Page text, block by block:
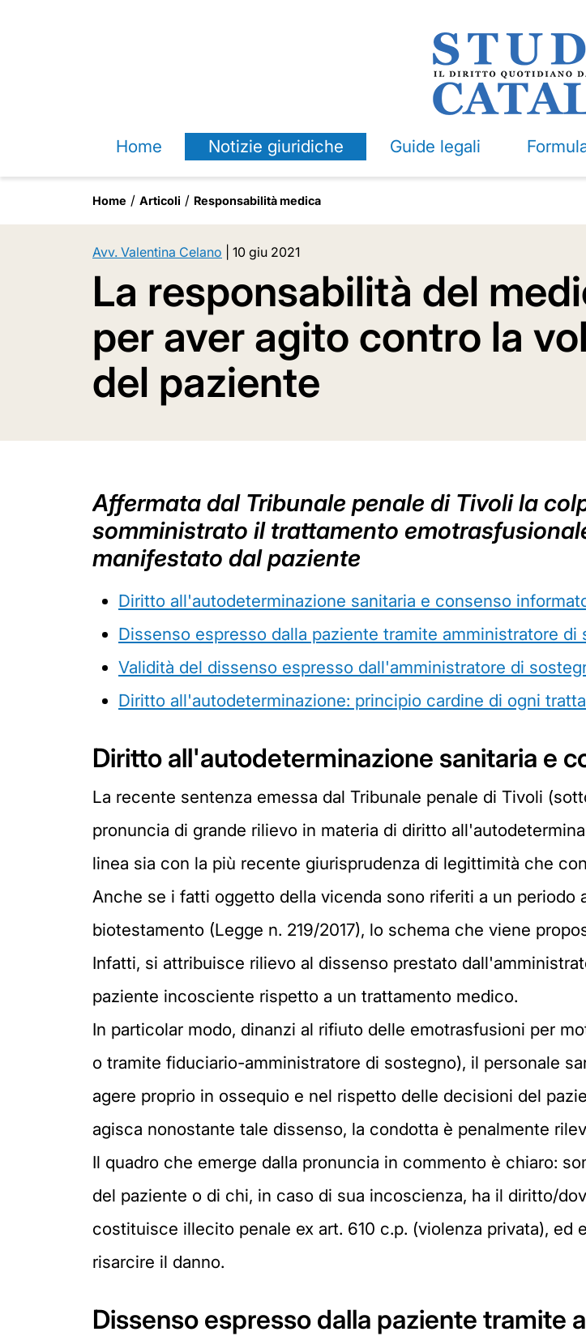
Home Notizie giuridiche Guide legali
Home Articoli Responsabilità medica
Avv. Valentina Celano 10 giu 2021
La responsabilità del
per aver agito contro la
del paziente
Affermata dal Tribunale penale di Tivoli la
somministrato il trattamento
manifestato dal paziente
Diritto all'autodeterminazione sanitaria e consenso
Dissenso espresso dalla paziente tramite amministratore di
Validità del dissenso espresso dall'amministratore di
Diritto all'autodeterminazione: principio cardine di ogni
Diritto all'autodeterminazione sanitaria e
La recente sentenza emessa dal Tribunale penale di Tivoli
pronuncia di grande rilievo in materia di diritto
linea sia con la più recente giurisprudenza di legittimità che
Anche se i fatti oggetto della vicenda sono riferiti a un
biotestamento (Legge n. 219/2017), lo schema che viene
Infatti, si attribuisce rilievo al dissenso prestato
paziente incosciente rispetto a un trattamento medico.
In particolar modo, dinanzi al rifiuto delle emotrasfusioni per
o tramite fiduciario-amministratore di sostegno), il personale
agere proprio in ossequio e nel rispetto delle decisioni del
agisca nonostante tale dissenso, la condotta è penalmente
Il quadro che emerge dalla pronuncia in commento è chiaro:
del paziente o di chi, in caso di sua incoscienza, ha il diritto/
costituisce illecito penale ex art. 610 c.p. (violenza privata), ed
risarcire il danno.
Dissenso espresso dalla paziente tramite